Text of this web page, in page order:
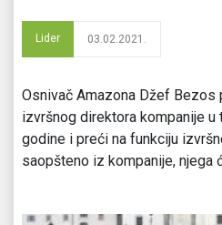
Lider 03.02.2021.
Osnivač Amazona Džef
izvršnog direktora kompanije u
godine i preći na funkciju
saopšteno iz kompanije, njega